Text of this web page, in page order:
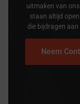
uitmaken van
staan altijd
die bijdragen aan
Neem